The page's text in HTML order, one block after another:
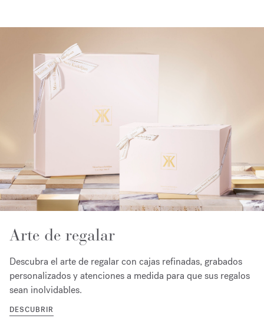
Arte de regalar
Descubra el arte de regalar con cajas refinadas, grabados
personalizados y atenciones a medida para que sus regalos
sean inolvidables.
DESCUBRIR